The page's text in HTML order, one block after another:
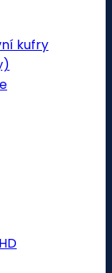
kufry